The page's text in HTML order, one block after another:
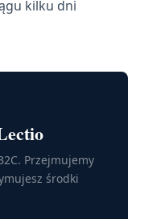
kilku dni
Przejmujemy
środki